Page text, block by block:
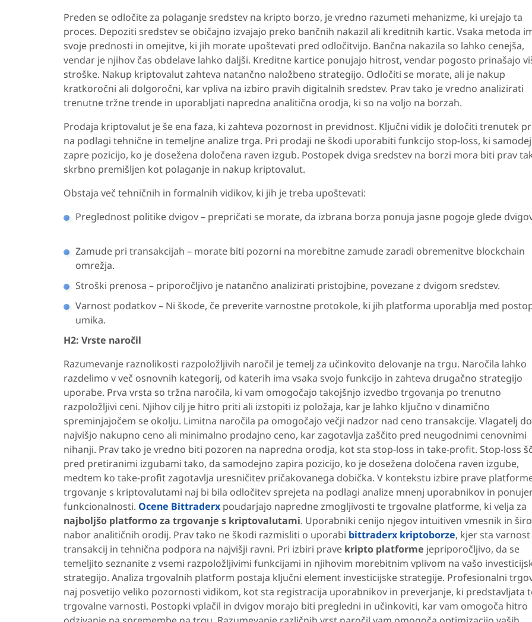
Preden se odločite za polaganje sredstev na kripto borzo, je vredno razumeti mehanizme, ki urejajo ta
proces. Depoziti sredstev se običajno izvajajo preko bančnih nakazil ali kreditnih kartic. Vsaka metoda
svoje prednosti in omejitve, ki jih morate upoštevati pred odločitvijo. Bančna nakazila so lahko cenejša,
vendar je njihov čas obdelave lahko daljši. Kreditne kartice ponujajo hitrost, vendar pogosto prinašajo
stroške. Nakup kriptovalut zahteva natančno naložbeno strategijo. Odločiti se morate, ali je nakup
kratkoročni ali dolgoročni, kar vpliva na izbiro pravih digitalnih sredstev. Prav tako je vredno analizirati
trenutne tržne trende in uporabljati napredna analitična orodja, ki so na voljo na borzah.
Prodaja kriptovalut je še ena faza, ki zahteva pozornost in previdnost. Ključni vidik je določiti trenutek
na podlagi tehnične in temeljne analize trga. Pri prodaji ne škodi uporabiti funkcijo stop-loss, ki
zapre pozicijo, ko je dosežena določena raven izgub. Postopek dviga sredstev na borzi mora biti prav
skrbno premišljen kot polaganje in nakup kriptovalut.
Obstaja več tehničnih in formalnih vidikov, ki jih je treba upoštevati:
Preglednost politike dvigov – prepričati se morate, da izbrana borza ponuja jasne pogoje glede
Zamude pri transakcijah – morate biti pozorni na morebitne zamude zaradi obremenitve blockchain
omrežja.
Stroški prenosa – priporočljivo je natančno analizirati pristojbine, povezane z dvigom sredstev.
Varnost podatkov – Ni škode, če preverite varnostne protokole, ki jih platforma uporablja med
umika.
H2: Vrste naročil
Razumevanje raznolikosti razpoložljivih naročil je temelj za učinkovito delovanje na trgu. Naročila lahko
razdelimo v več osnovnih kategorij, od katerih ima vsaka svojo funkcijo in zahteva drugačno strategijo
uporabe. Prva vrsta so tržna naročila, ki vam omogočajo takojšnjo izvedbo trgovanja po trenutno
razpoložljivi ceni. Njihov cilj je hitro priti ali izstopiti iz položaja, kar je lahko ključno v dinamično
spreminjajočem se okolju. Limitna naročila pa omogočajo večji nadzor nad ceno transakcije. Vlagatelj
najvišjo nakupno ceno ali minimalno prodajno ceno, kar zagotavlja zaščito pred neugodnimi cenovnimi
nihanji. Prav tako je vredno biti pozoren na napredna orodja, kot sta stop-loss in take-profit. Stop-loss
pred pretiranimi izgubami tako, da samodejno zapira pozicijo, ko je dosežena določena raven izgube,
medtem ko take-profit zagotavlja uresničitev pričakovanega dobička. V kontekstu izbire prave
trgovanje s kriptovalutami naj bi bila odločitev sprejeta na podlagi analize mnenj uporabnikov in
funkcionalnosti. Ocene Bittraderx poudarjajo napredne zmogljivosti te trgovalne platforme, ki velja za
najboljšo platformo za trgovanje s kriptovalutami. Uporabniki cenijo njegov intuitiven vmesnik in
nabor analitičnih orodij. Prav tako ne škodi razmisliti o uporabi bittraderx kriptoborze, kjer sta varnost
transakcij in tehnična podpora na najvišji ravni. Pri izbiri prave kripto platforme jepriporočljivo, da se
temeljito seznanite z vsemi razpoložljivimi funkcijami in njihovim morebitnim vplivom na vašo
strategijo. Analiza trgovalnih platform postaja ključni element investicijske strategije. Profesionalni
naj posvetijo veliko pozornosti vidikom, kot sta registracija uporabnikov in preverjanje, ki predstavljata
trgovalne varnosti. Postopki vplačil in dvigov morajo biti pregledni in učinkoviti, kar vam omogoča hitro